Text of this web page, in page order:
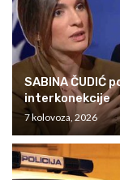
SABINA ČUDIĆ
interkonekcije
7 kolovoza, 2026